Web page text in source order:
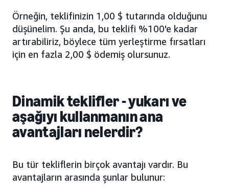
Örneğin, teklifinizin 1,00 $ tutarında olduğunu
düşünelim. Şu anda, bu teklifi %100'e kadar
artırabiliriz, böylece tüm yerleştirme fırsatları
için en fazla 2,00 $ ödemiş olursunuz.
Dinamik teklifler - yukarı ve
aşağıyı kullanmanın ana
avantajları nelerdir?
Bu tür tekliflerin birçok avantajı vardır. Bu
avantajların arasında şunlar bulunur: